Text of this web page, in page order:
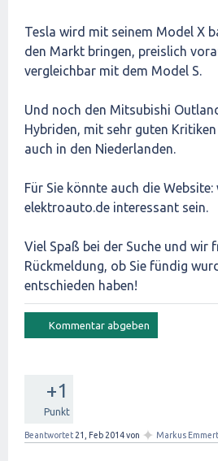
Tesla wird mit seinem Model X
den Markt bringen, preislich
vergleichbar mit dem Model S.
Und noch den Mitsubishi
Hybriden, mit sehr guten
auch in den Niederlanden.
Für Sie könnte auch die Website:
elektroauto.de interessant sein.
Viel Spaß bei der Suche und wir
Rückmeldung, ob Sie fündig
entschieden haben!
+1
Punkt
Beantwortet 21, Feb 2014von ✦ Markus Emmert